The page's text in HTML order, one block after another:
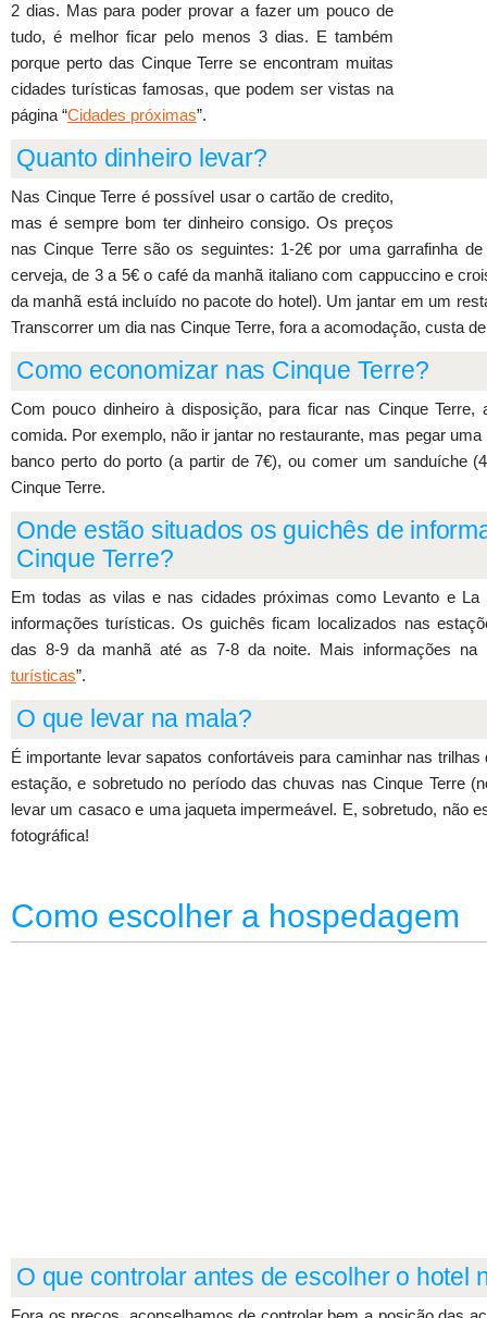
2 dias. Mas para poder provar a fazer um pouco de
tudo, é melhor ficar pelo menos 3 dias. E também
porque perto das Cinque Terre se encontram muitas
cidades turísticas famosas, que podem ser vistas na
página “Cidades próximas”.
Quanto dinheiro levar?
Nas Cinque Terre é possível usar o cartão de credito,
mas é sempre bom ter dinheiro consigo. Os preços
nas Cinque Terre são os seguintes: 1-2€ por uma garrafinha
cerveja, de 3 a 5€ o café da manhã italiano com cappuccino e
da manhã está incluído no pacote do hotel). Um jantar em um
Transcorrer um dia nas Cinque Terre, fora a acomodação, custa
Como economizar nas Cinque Terre?
Com pouco dinheiro à disposição, para ficar nas Cinque
comida. Por exemplo, não ir jantar no restaurante, mas pegar
banco perto do porto (a partir de 7€), ou comer um sanduíche
Cinque Terre.
Onde estão situados os guichês de
Cinque Terre?
Em todas as vilas e nas cidades próximas como Levanto e La
informações turísticas. Os guichês ficam localizados nas
das 8-9 da manhã até as 7-8 da noite. Mais informações na
turísticas”.
O que levar na mala?
É importante levar sapatos confortáveis para caminhar nas trilhas
estação, e sobretudo no período das chuvas nas Cinque Terre
levar um casaco e uma jaqueta impermeável. E, sobretudo, não
fotográfica!
Como escolher a hospedagem
O que controlar antes de escolher o hotel